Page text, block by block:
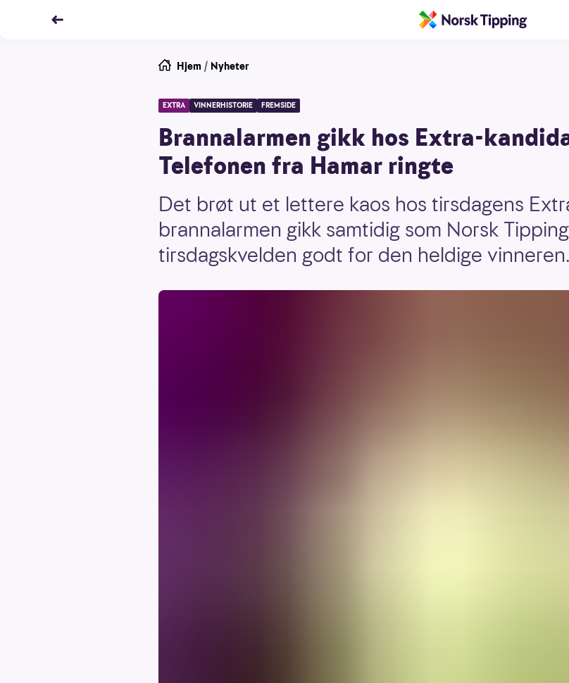
Hjem / Nyheter
EXTRA VINNERHISTORIE FREMSIDE
Brannalarmen gikk hos Extra-
Telefonen fra Hamar ringte
Det brøt ut et lettere kaos hos tirsdagens
brannalarmen gikk samtidig som Norsk
tirsdagskvelden godt for den heldige vinneren.